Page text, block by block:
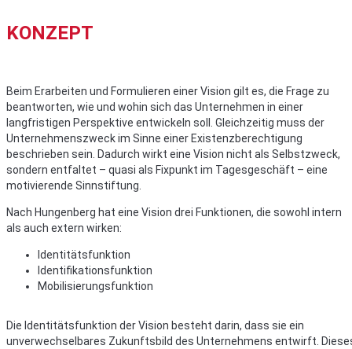
KONZEPT
Beim Erarbeiten und Formulieren einer Vision gilt es, die Frage zu
beantworten, wie und wohin sich das Unternehmen in einer
langfristigen Perspektive entwickeln soll. Gleichzeitig muss der
Unternehmenszweck im Sinne einer Existenzberechtigung
beschrieben sein. Dadurch wirkt eine Vision nicht als Selbstzweck,
sondern entfaltet – quasi als Fixpunkt im Tagesgeschäft – eine
motivierende Sinnstiftung.
Nach Hungenberg hat eine Vision drei Funktionen, die sowohl intern
als auch extern wirken:
Identitätsfunktion
Identifikationsfunktion
Mobilisierungsfunktion
Die Identitätsfunktion der Vision besteht darin, dass sie ein
unverwechselbares Zukunftsbild des Unternehmens entwirft.